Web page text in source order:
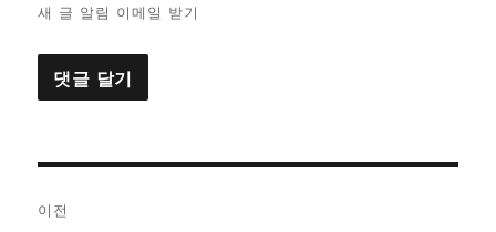
새 글 알림 이메일 받기
이전